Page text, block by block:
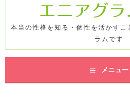
エニアグラ
本当の性格を知る・個性を活かす
ラムです
メニュー